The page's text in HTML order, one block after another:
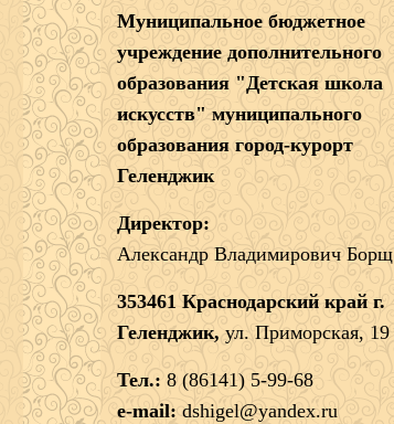
Муниципальное бюджетное
учреждение дополнительного
образования "Детская школа
искусств" муниципального
образования город-курорт
Геленджик
Директор:
Александр Владимирович Борщ
353461 Краснодарский край г.
Геленджик, ул. Приморская, 19
Тел.: 8 (86141) 5-99-68
e-mail: dshigel@yandex.ru